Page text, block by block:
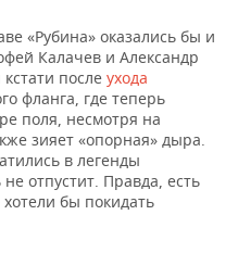
«Рубина» оказались бы и
Калачев и Александр
после ухода
фланга, где теперь
поля, несмотря на
зияет «опорная» дыра.
в легенды
отпустит. Правда, есть
бы покидать